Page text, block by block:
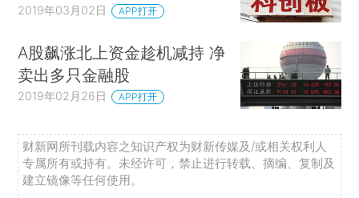
2019年03月02日 APP打开
A股飙涨北上资金趁机减持 净
卖出多只金融股
2019年02月26日 APP打开
财新网所刊载内容之知识产权为财新传媒及/或相关权利人
专属所有或持有。未经许可，禁止进行转载、摘编、复制及
建立镜像等任何使用。